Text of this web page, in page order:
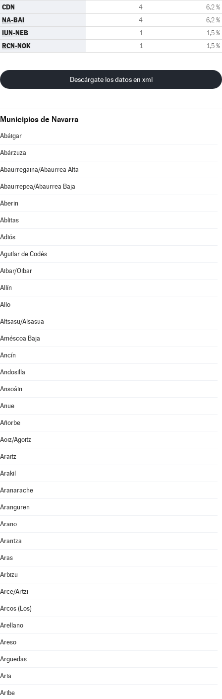
CDN 4 6,2 %
NA-BAI 4 6,2 %
IUN-NEB 1 1,5 %
RCN-NOK 1 1,5 %
Descárgate los datos en xml
Municipios de Navarra
Abáigar
Abárzuza
Abaurregaina/Abaurrea Alta
Abaurrepea/Abaurrea Baja
Aberin
Ablitas
Adiós
Aguilar de Codés
Aibar/Oibar
Allín
Allo
Altsasu/Alsasua
Améscoa Baja
Ancín
Andosilla
Ansoáin
Anue
Añorbe
Aoiz/Agoitz
Araitz
Arakil
Aranarache
Aranguren
Arano
Arantza
Aras
Arbizu
Arce/Artzi
Arcos (Los)
Arellano
Areso
Arguedas
Aria
Aribe